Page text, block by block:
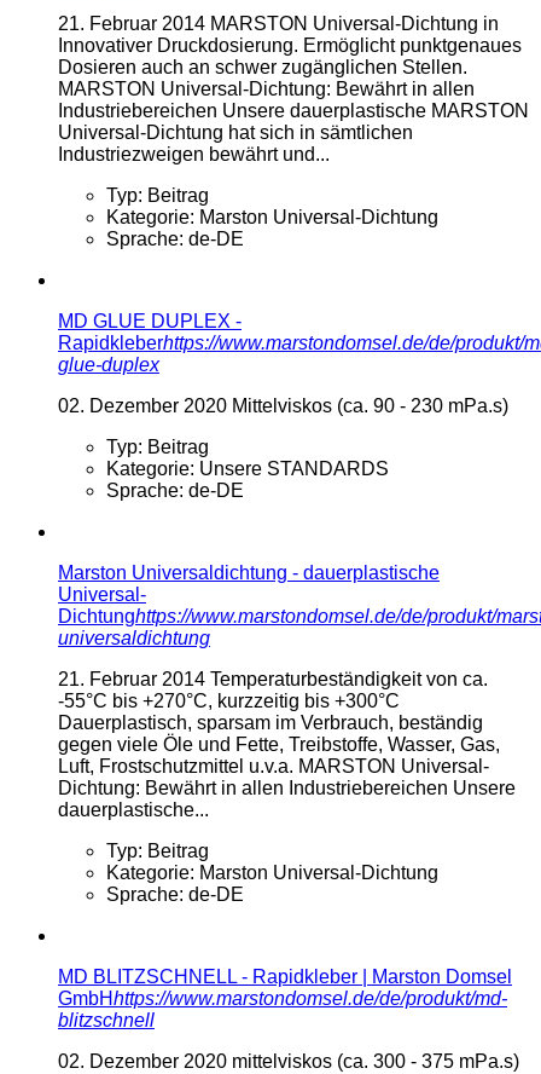
21. Februar 2014 MARSTON Universal-Dichtung in
Innovativer Druckdosierung. Ermöglicht punktgenaues
Dosieren auch an schwer zugänglichen Stellen.
MARSTON Universal-Dichtung: Bewährt in allen
Industriebereichen Unsere dauerplastische MARSTON
Universal-Dichtung hat sich in sämtlichen
Industriezweigen bewährt und...
Typ: Beitrag
Kategorie: Marston Universal-Dichtung
Sprache: de-DE
MD GLUE DUPLEX -
Rapidkleberhttps://www.marstondomsel.de/de/produkt/
glue-duplex
02. Dezember 2020 Mittelviskos (ca. 90 - 230 mPa.s)
Typ: Beitrag
Kategorie: Unsere STANDARDS
Sprache: de-DE
Marston Universaldichtung - dauerplastische
Universal-
Dichtunghttps://www.marstondomsel.de/de/produkt/
universaldichtung
21. Februar 2014 Temperaturbeständigkeit von ca.
-55°C bis +270°C, kurzzeitig bis +300°C
Dauerplastisch, sparsam im Verbrauch, beständig
gegen viele Öle und Fette, Treibstoffe, Wasser, Gas,
Luft, Frostschutzmittel u.v.a. MARSTON Universal-
Dichtung: Bewährt in allen Industriebereichen Unsere
dauerplastische...
Typ: Beitrag
Kategorie: Marston Universal-Dichtung
Sprache: de-DE
MD BLITZSCHNELL - Rapidkleber | Marston Domsel
GmbHhttps://www.marstondomsel.de/de/produkt/md-
blitzschnell
02. Dezember 2020 mittelviskos (ca. 300 - 375 mPa.s)